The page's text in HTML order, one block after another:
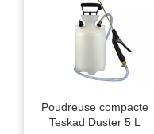
Poudreuse compacte
Teskad Duster 5 L